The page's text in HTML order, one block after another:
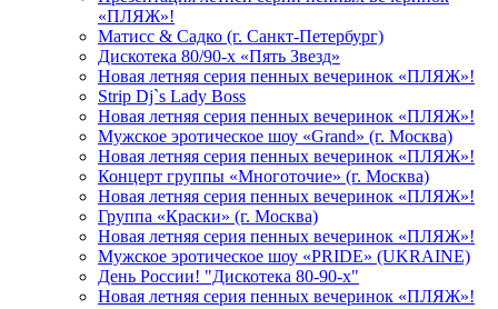
«ПЛЯЖ»!
Матисс & Садко (г. Санкт-Петербург)
Дискотека 80/90-х «Пять Звезд»
Новая летняя серия пенных вечеринок «ПЛЯЖ»!
Strip Dj`s Lady Boss
Новая летняя серия пенных вечеринок «ПЛЯЖ»!
Мужское эротическое шоу «Grand» (г. Москва)
Новая летняя серия пенных вечеринок «ПЛЯЖ»!
Концерт группы «Многоточие» (г. Москва)
Новая летняя серия пенных вечеринок «ПЛЯЖ»!
Группа «Краски» (г. Москва)
Новая летняя серия пенных вечеринок «ПЛЯЖ»!
Мужское эротическое шоу «PRIDE» (UKRAINE)
День России! "Дискотека 80-90-х"
Новая летняя серия пенных вечеринок «ПЛЯЖ»!